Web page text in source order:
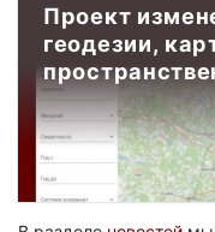
Проект
геодезии,